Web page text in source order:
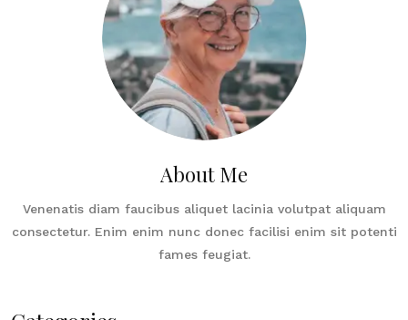
About Me
Venenatis diam faucibus aliquet lacinia volutpat aliquam
consectetur. Enim enim nunc donec facilisi enim sit potenti
fames feugiat.